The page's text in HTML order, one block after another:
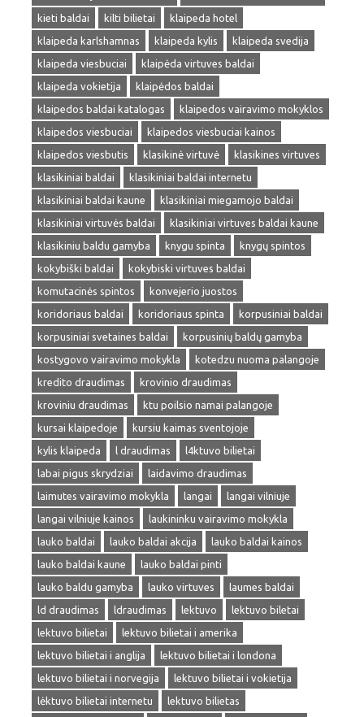
kieti baldai
kilti bilietai
klaipeda hotel
klaipeda karlshamnas
klaipeda kylis
klaipeda svedija
klaipeda viesbuciai
klaipėda virtuves baldai
klaipeda vokietija
klaipėdos baldai
klaipedos baldai katalogas
klaipedos vairavimo mokyklos
klaipedos viesbuciai
klaipedos viesbuciai kainos
klaipedos viesbutis
klasikinė virtuvė
klasikines virtuves
klasikiniai baldai
klasikiniai baldai internetu
klasikiniai baldai kaune
klasikiniai miegamojo baldai
klasikiniai virtuvės baldai
klasikiniai virtuves baldai kaune
klasikiniu baldu gamyba
knygu spinta
knygų spintos
kokybiški baldai
kokybiski virtuves baldai
komutacinės spintos
konvejerio juostos
koridoriaus baldai
koridoriaus spinta
korpusiniai baldai
korpusiniai svetaines baldai
korpusinių baldų gamyba
kostygovo vairavimo mokykla
kotedzu nuoma palangoje
kredito draudimas
krovinio draudimas
kroviniu draudimas
ktu poilsio namai palangoje
kursai klaipedoje
kursiu kaimas sventojoje
kylis klaipeda
l draudimas
l4ktuvo bilietai
labai pigus skrydziai
laidavimo draudimas
laimutes vairavimo mokykla
langai
langai vilniuje
langai vilniuje kainos
laukininku vairavimo mokykla
lauko baldai
lauko baldai akcija
lauko baldai kainos
lauko baldai kaune
lauko baldai pinti
lauko baldu gamyba
lauko virtuves
laumes baldai
ld draudimas
ldraudimas lektuvo
lektuvo biletai
lektuvo bilietai
lektuvo bilietai i amerika
lektuvo bilietai i anglija
lektuvo bilietai i londona
lektuvo bilietai i norvegija
lektuvo bilietai i vokietija
lėktuvo bilietai internetu
lektuvo bilietas